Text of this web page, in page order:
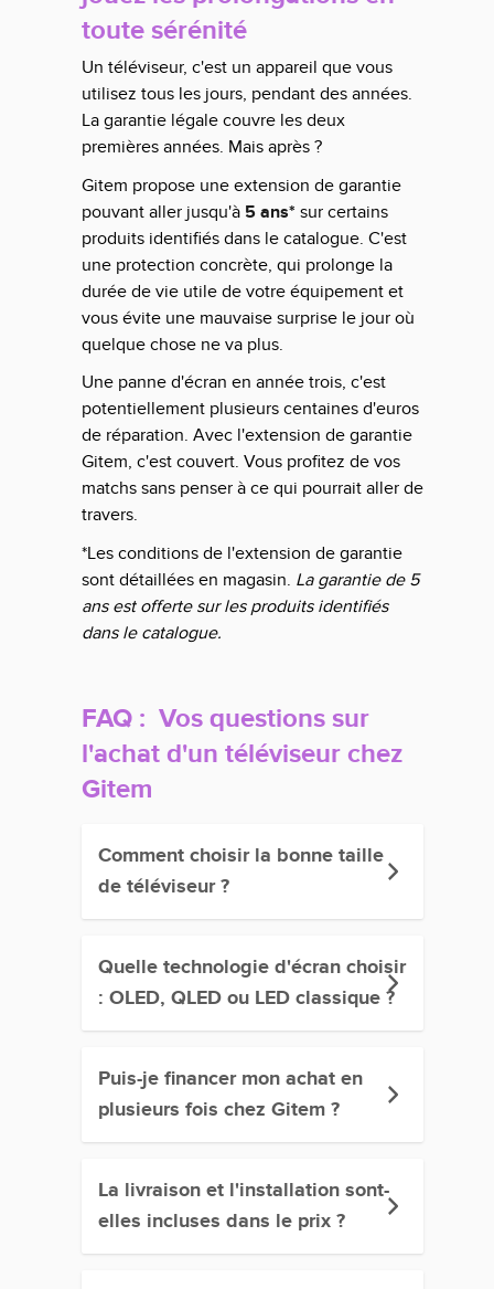
toute sérénité
Un téléviseur, c'est un appareil que vous
utilisez tous les jours, pendant des années.
La garantie légale couvre les deux
premières années. Mais après ?
Gitem propose une extension de garantie
pouvant aller jusqu'à 5 ans* sur certains
produits identifiés dans le catalogue. C'est
une protection concrète, qui prolonge la
durée de vie utile de votre équipement et
vous évite une mauvaise surprise le jour où
quelque chose ne va plus.
Une panne d'écran en année trois, c'est
potentiellement plusieurs centaines d'euros
de réparation. Avec l'extension de garantie
Gitem, c'est couvert. Vous profitez de vos
matchs sans penser à ce qui pourrait aller de
travers.
*Les conditions de l'extension de garantie
sont détaillées en magasin. La garantie de 5
ans est offerte sur les produits identifiés
dans le catalogue.
FAQ : Vos questions sur
l'achat d'un téléviseur chez
Gitem
Comment choisir la bonne taille
de téléviseur ?
Quelle technologie d'écran choisir
: OLED, QLED ou LED classique ?
Puis-je financer mon achat en
plusieurs fois chez Gitem ?
La livraison et l'installation sont-
elles incluses dans le prix ?